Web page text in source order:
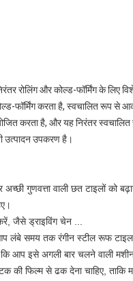
रोलिंग और कोल्ड-फॉर्मिंग के
फॉर्मिंग करता है, स्वचालित रूप से
करता है, और यह निरंतर
उत्पादन उपकरण है।
गुणवत्ता वाली छत टाइलों को बढ़ाने
जैसे ड्राइविंग चेन ...
लंबे समय तक रंगीन स्टील रूफ टाइल
आप इसे अगली बार चलने वाली
की फिल्म से ढक देना चाहिए, ताकि